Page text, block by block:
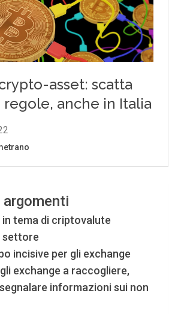
in tema di criptovalute
settore
incisive per gli exchange
exchange a raccogliere,
informazioni sui non